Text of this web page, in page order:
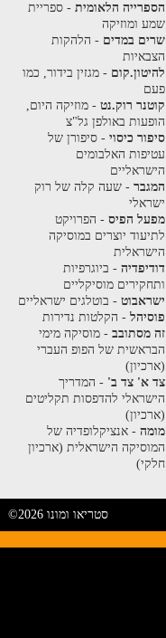
הספרייה הלאומית- ספריית
שמע ומוזיקה
שרים במדים - הלהקות
הצבאיות
להיטון.קום - מגזין בידור, כמו
פעם
קוטנר רוק.נט- מוזיקה היום,
הופעות באולפן גל"צ
סיפור כיסוי- סיפורן של
עטיפות האלבומים
הישראליים
המגבר- שעה קלה של רוק
ישראלי
מפעל הפיס- הפרויקט
לתיעוד יוצרים במוסיקה
הישראלית
דודיפדיה- ביוגרפיות
ותחקירים מוסיקליים
ישראבוט- בוטלגים ישראליים
פוסיהל- הקלטות נדירות
זה מסתובב- מוסיקה מימי
הבראשית של הפופ העברי
(ארכיון)
צד א' צד ב' - המדריך
הישראלי להדפסות תקליטים
(ארכיון)
מומה- אנציקלופדיה של
המוסיקה הישראלית (ארכיון
חלקי)
©2026 סטריאו ומונו